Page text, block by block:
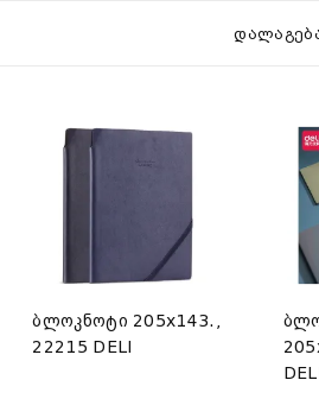
ბლოკნოტი 205x143.,
22215 DELI